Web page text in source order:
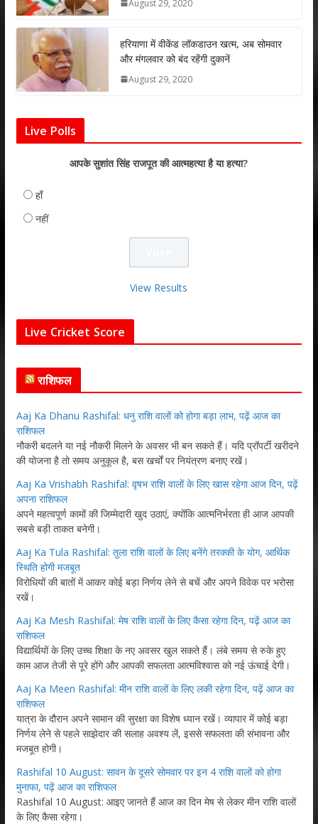
August 29, 2020
हरियाणा में वीकेंड लॉकडाउन खत्म, अब सोमवार
और मंगलवार को बंद रहेंगी दुकानें
August 29, 2020
Live Polls
आपके सुशांत सिंह राजपूत की आत्महत्या है या हत्या?
हाँ
नहीं
View Results
Live Cricket Score
राशिफल
Aaj Ka Dhanu Rashifal: धनु राशि वालों को होगा बड़ा लाभ, पढ़ें आज का
राशिफल
नौकरी बदलने या नई नौकरी मिलने के अवसर भी बन सकते हैं। यदि प्रॉपर्टी खरीदने
की योजना है तो समय अनुकूल है, बस खर्चों पर नियंत्रण बनाए रखें।
Aaj Ka Vrishabh Rashifal: वृषभ राशि वालों के लिए खास रहेगा आज दिन, पढ़ें
अपना राशिफल
अपने महत्वपूर्ण कामों की जिम्मेदारी खुद उठाएं, क्योंकि आत्मनिर्भरता ही आज आपकी
सबसे बड़ी ताकत बनेगी।
Aaj Ka Tula Rashifal: तुला राशि वालों के लिए बनेंगे तरक्की के योग, आर्थिक
स्थिति होगी मजबूत
विरोधियों की बातों में आकर कोई बड़ा निर्णय लेने से बचें और अपने विवेक पर भरोसा
रखें।
Aaj Ka Mesh Rashifal: मेष राशि वालों के लिए कैसा रहेगा दिन, पढ़ें आज का
राशिफल
विद्यार्थियों के लिए उच्च शिक्षा के नए अवसर खुल सकते हैं। लंबे समय से रुके हुए
काम आज तेजी से पूरे होंगे और आपकी सफलता आत्मविश्वास को नई ऊंचाई देगी।
Aaj Ka Meen Rashifal: मीन राशि वालों के लिए लकी रहेगा दिन, पढ़ें आज का
राशिफल
यात्रा के दौरान अपने सामान की सुरक्षा का विशेष ध्यान रखें। व्यापार में कोई बड़ा
निर्णय लेने से पहले साझेदार की सलाह अवश्य लें, इससे सफलता की संभावना और
मजबूत होगी।
Rashifal 10 August: सावन के दूसरे सोमवार पर इन 4 राशि वालों को होगा
मुनाफा, पढ़ें आज का राशिफल
Rashifal 10 August: आइए जानते हैं आज का दिन मेष से लेकर मीन राशि वालों
के लिए कैसा रहेगा।